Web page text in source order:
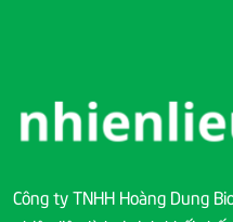
Công ty TNHH Hoàng Dung